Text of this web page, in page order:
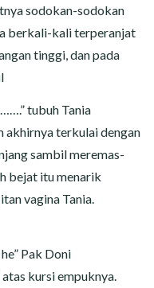
sodokan-sodokan
berkali-kali terperanjat
tinggi, dan pada
tubuh Tania
akhirnya terkulai dengan
sambil meremas-
bejat itu menarik
vagina Tania.
Pak Doni
kursi empuknya.